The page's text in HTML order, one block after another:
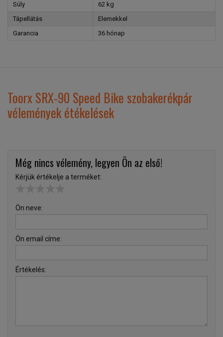
Súly
62 kg
Tápellátás
Elemekkel
Garancia
36 hónap
Toorx SRX-90 Speed Bike szobakerékpár
vélemények étékelések
Még nincs vélemény, legyen Ön az első!
Kérjük értékelje a terméket:
Ön neve:
Ön email címe:
Értékelés: